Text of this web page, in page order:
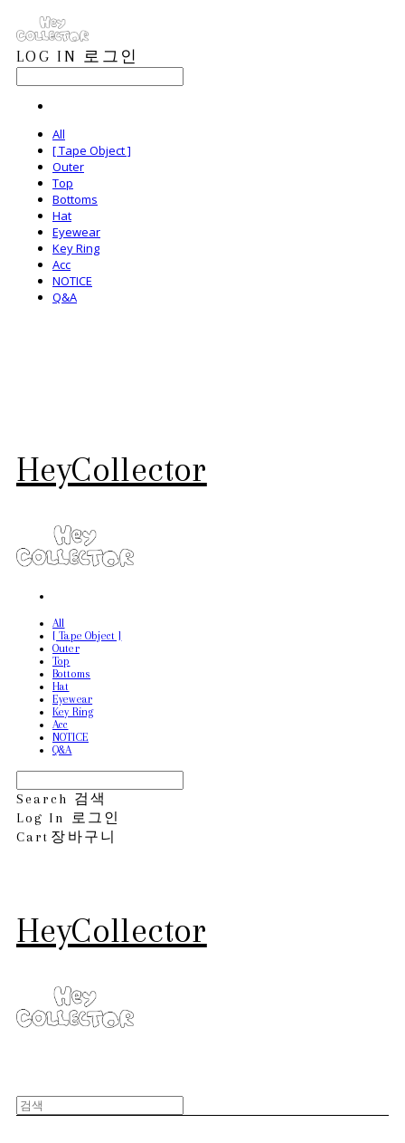
LOG IN 로그인
All
[ Tape Object ]
Outer
Top
Bottoms
Hat
Eyewear
Key Ring
Acc
NOTICE
Q&A
HeyCollector
All
[ Tape Object ]
Outer
Top
Bottoms
Hat
Eyewear
Key Ring
Acc
NOTICE
Q&A
Search 검색
Log In
로그인
Cart 장바구니
HeyCollector